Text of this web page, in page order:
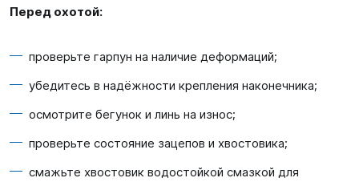
Перед охотой:
проверьте гарпун на наличие деформаций;
убедитесь в надёжности крепления наконечника;
осмотрите бегунок и линь на износ;
проверьте состояние зацепов и хвостовика;
смажьте хвостовик водостойкой смазкой для